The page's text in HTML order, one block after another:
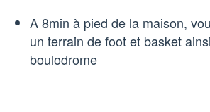
A 8min à pied de la maison,
un terrain de foot et basket
boulodrome